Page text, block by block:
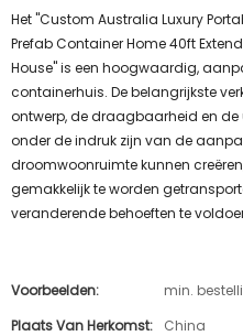
Het "Custom Australia Luxury
Prefab Container Home 40ft
House" is een hoogwaardig,
containerhuis. De belangrijkste
ontwerp, de draagbaarheid en de
onder de indruk zijn van de
droomwoonruimte kunnen
gemakkelijk te worden
veranderende behoeften te
Voorbeelden:
min.
Plaats Van Herkomst:
China